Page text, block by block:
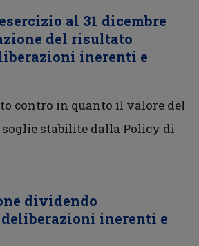
al 31 dicembre
del risultato
inerenti e
contro in quanto il valore del
soglie stabilite dalla Policy di
dividendo
inerenti e